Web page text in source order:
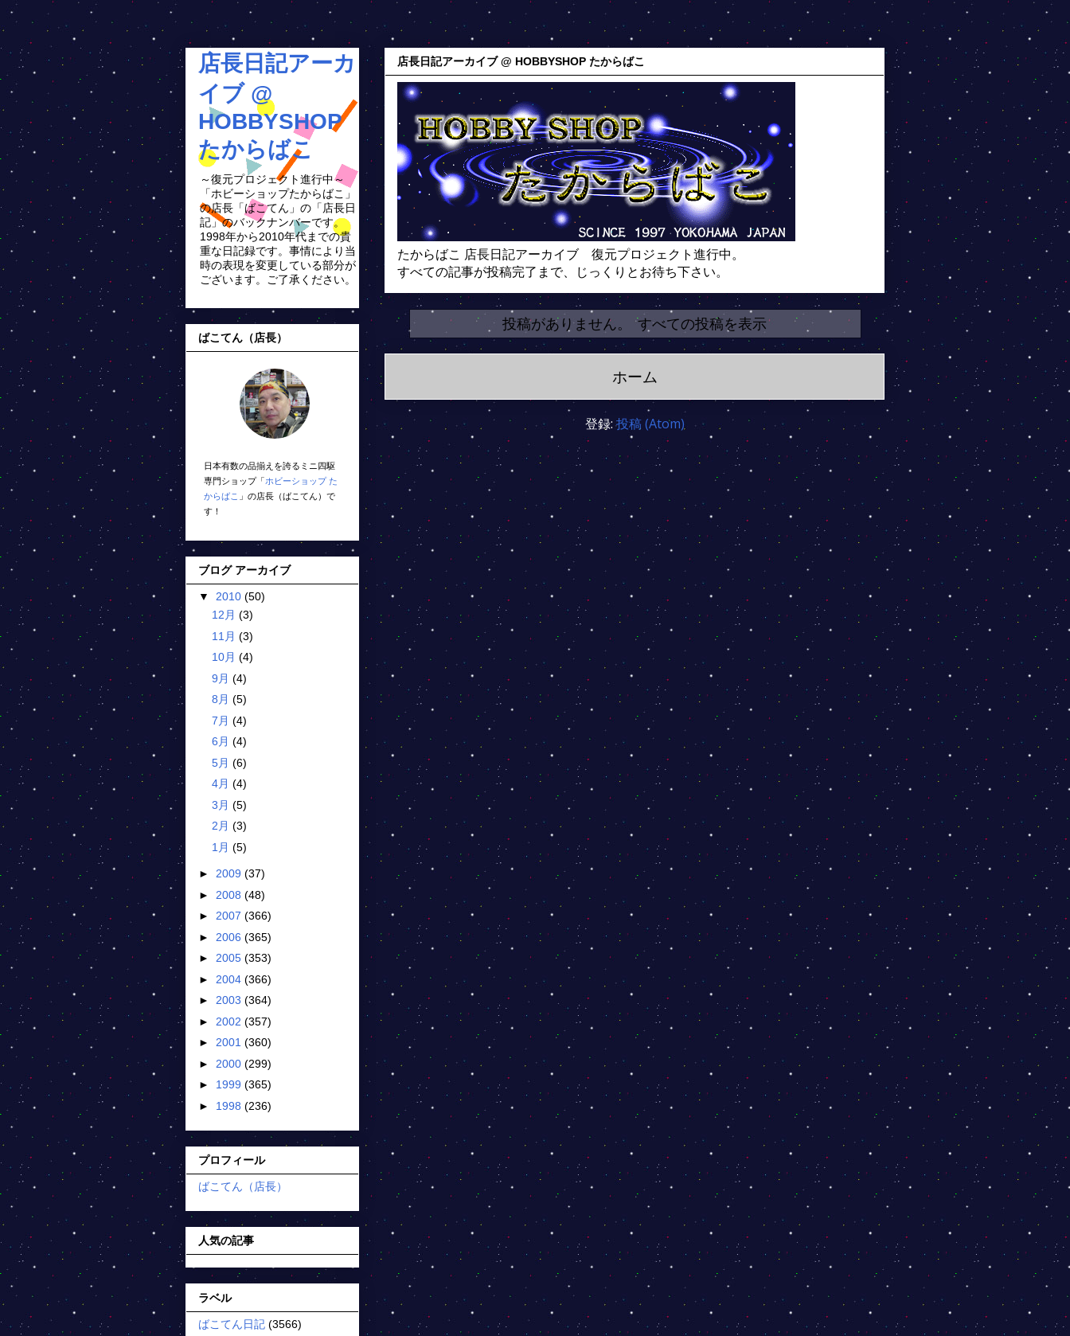
店長日記アーカイブ @ HOBBYSHOP たからばこ
たからばこ 店長日記アーカイブ 復元プロジェクト進行中。
すべての記事が投稿完了まで、じっくりとお待ち下さい。
投稿がありません。 すべての投稿を表示
ホーム
登録:投稿 (Atom)
店長日記アーカ
イブ @
HOBBYSHOP
たからばこ
～復元プロジェクト進行中～
「ホビーショップたからばこ」
の店長「ばこてん」の「店長日
記」のバックナンバーです。
1998年から2010年代までの貴
重な日記録です。事情により当
時の表現を変更している部分が
ございます。ご了承ください。
ばこてん（店長）
日本有数の品揃えを誇るミニ四駆
専門ショップ「ホビーショップ た
からばこ 」の店長（ばこてん）で
す！
ブログ アーカイブ
▼ 2010 (50)
12月 (3)
11月 (3)
10月 (4)
9月 (4)
8月 (5)
7月 (4)
6月 (4)
5月 (6)
4月 (4)
3月 (5)
2月 (3)
1月 (5)
► 2009 (37)
► 2008 (48)
► 2007 (366)
► 2006 (365)
► 2005 (353)
► 2004 (366)
► 2003 (364)
► 2002 (357)
► 2001 (360)
► 2000 (299)
► 1999 (365)
► 1998 (236)
プロフィール
ばこてん（店長）
人気の記事
ラベル
ばこてん日記 (3566)